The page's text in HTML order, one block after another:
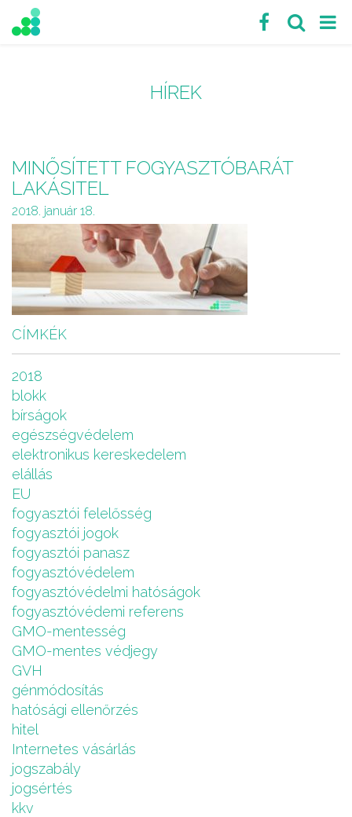
HÍREK
MINŐSÍTETT FOGYASZTÓBARÁT
LAKÁSITEL
2018. január 18.
CÍMKÉK
2018
blokk
bírságok
egészségvédelem
elektronikus kereskedelem
elállás
EU
fogyasztói felelősség
fogyasztói jogok
fogyasztói panasz
fogyasztóvédelem
fogyasztóvédelmi hatóságok
fogyasztóvédemi referens
GMO-mentesség
GMO-mentes védjegy
GVH
génmódosítás
hatósági ellenőrzés
hitel
Internetes vásárlás
jogszabály
jogsértés
kkv